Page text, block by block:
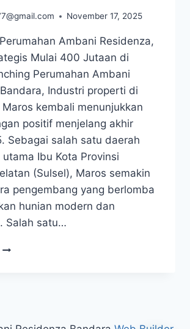
November 17, 2025
Ambani Residenza,
Mulai 400 Jutaan di
Perumahan Ambani
Industri properti di
kembali menunjukkan
positif menjelang akhir
Sebagai salah satu daerah
Ibu Kota Provinsi
(Sulsel), Maros semakin
pengembang yang berlomba
hunian modern dan
Salah satu…
LAUNCHING
MULAI